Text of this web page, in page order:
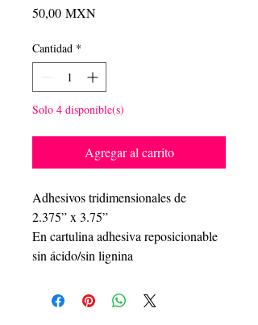
50,00 MXNPrecio
Cantidad *
Solo 4 disponible(s)
Agregar al carrito
Adhesivos tridimensionales de
2.375” x 3.75”
En cartulina adhesiva reposicionable
sin ácido/sin lignina